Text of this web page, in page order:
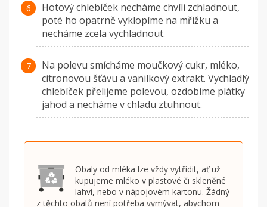
Hotový chlebíček necháme chvíli zchladnout,
poté ho opatrně vyklopíme na mřížku a
necháme zcela vychladnout.
Na polevu smícháme moučkový cukr, mléko,
citronovou šťávu a vanilkový extrakt. Vychladlý
chlebíček přelijeme polevou, ozdobíme plátky
jahod a necháme v chladu ztuhnout.
Obaly od mléka lze vždy vytřídit, ať už
kupujeme mléko v plastové či skleněné
lahvi, nebo v nápojovém kartonu. Žádný
z těchto obalů není potřeba vymývat, abychom